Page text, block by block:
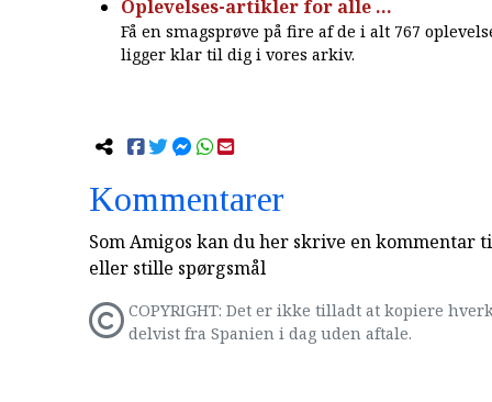
Oplevelses-artikler for alle …
Få en smagsprøve på fire af de i alt 767
ligger klar til dig i vores arkiv.
Kommentarer
Som Amigos kan du her skrive en kommentar
eller stille spørgsmål
COPYRIGHT: Det er ikke tilladt at kopiere
delvist fra Spanien i dag uden aftale.